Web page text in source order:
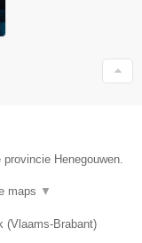
Henegouwen.
maps ▼
(Vlaams-Brabant)